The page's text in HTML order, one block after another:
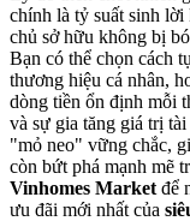
chính là tỷ suất sinh
chủ sở hữu không bị
Bạn có thể chọn cách
thương hiệu cá nhân,
dòng tiền ổn định mỗi
và sự gia tăng giá trị
"mỏ neo" vững chắc,
còn bứt phá mạnh mẽ
Vinhomes Market để
ưu đãi mới nhất của